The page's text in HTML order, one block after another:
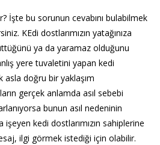
İşte bu sorunun cevabını bulabilmek
KEdi dostlarımızın yatağınıza
ya da yaramaz olduğunu
yere tuvaletini yapan kedi
asla doğru bir yaklaşım
gerçek anlamda asıl sebebi
bunun asıl nedeninin
işeyen kedi dostlarımızın sahiplerine
ilgi görmek istediği için olabilir.